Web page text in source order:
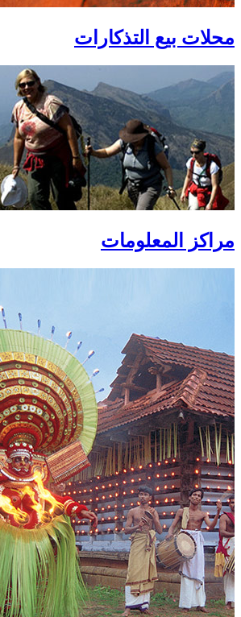
محلات بيع التذكارات
مراكز المعلومات